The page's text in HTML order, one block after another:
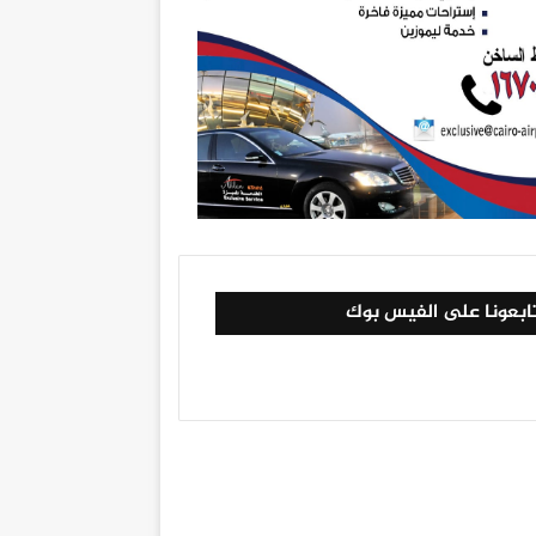
على الفيس بوك